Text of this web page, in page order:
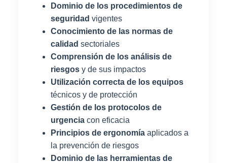
Dominio de los procedimientos de
seguridad vigentes
Conocimiento de las normas de
calidad sectoriales
Comprensión de los análisis de
riesgos y de sus impactos
Utilización correcta de los equipos
técnicos y de protección
Gestión de los protocolos de
urgencia con eficacia
Principios de ergonomía aplicados a
la prevención de riesgos
Dominio de las herramientas de